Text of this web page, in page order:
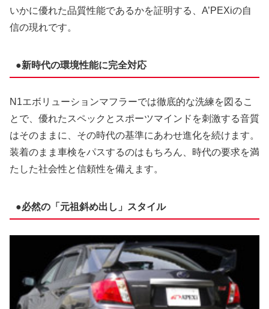
いかに優れた品質性能であるかを証明する、A’PEXiの自
信の現れです。
●新時代の環境性能に完全対応
N1エボリューションマフラーでは徹底的な洗練を図るこ
とで、優れたスペックとスポーツマインドを刺激する音質
はそのままに、その時代の基準にあわせ進化を続けます。
装着のまま車検をパスするのはもちろん、時代の要求を満
たした社会性と信頼性を備えます。
●必然の「元祖斜め出し」スタイル